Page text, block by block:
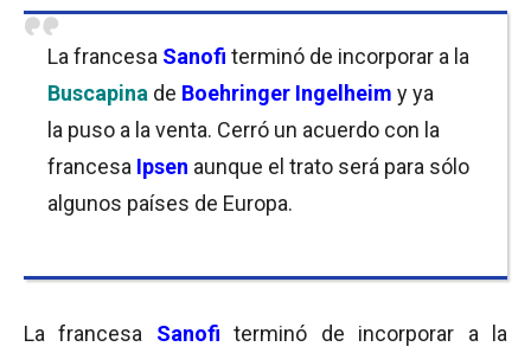
La francesa Sanofi terminó de incorporar a la
Buscapina de Boehringer Ingelheim y ya
la puso a la venta. Cerró un acuerdo con la
francesa Ipsen aunque el trato será para sólo
algunos países de Europa.
La francesa Sanofi terminó de incorporar a la